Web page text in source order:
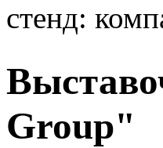
стенд:
Group"